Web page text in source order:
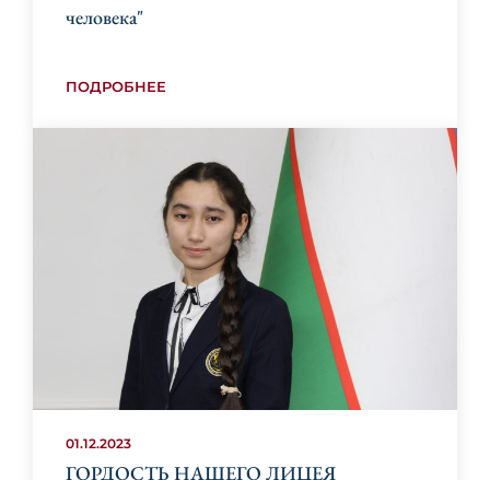
человека"
ПОДРОБНЕЕ
01.12.2023
ГОРДОСТЬ НАШЕГО ЛИЦЕЯ